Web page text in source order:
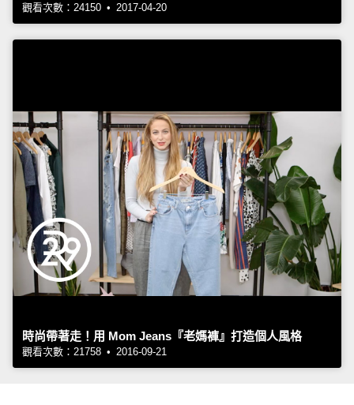
觀看次數：24150 • 2017-04-20
時尚帶著走！用 Mom Jeans『老媽褲』打造個人風格
觀看次數：21758 • 2016-09-21